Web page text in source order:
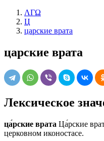
ΛΓΩ
Ц
царские врата
царские врата
Лексическое
ца́рские врата Ца́рские
церковном иконостасе.